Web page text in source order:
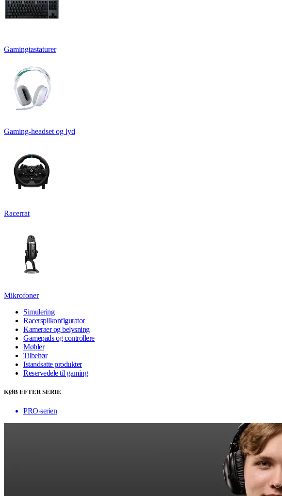
Gamingtastaturer
Gaming-headset og lyd
Racerrat
Mikrofoner
Simulering
Racerspilkonfigurator
Kameraer og belysning
Gamepads og controllere
Møbler
Tilbehør
Istandsatte produkter
Reservedele til gaming
KØB EFTER SERIE
PRO-serien